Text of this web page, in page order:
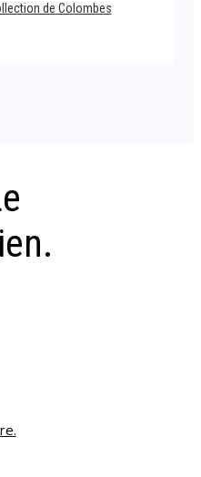
de Colombes